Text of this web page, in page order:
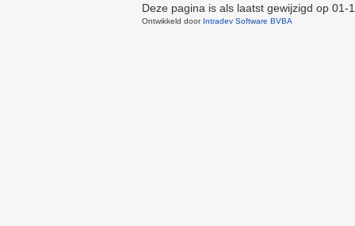
Deze pagina is als laatst gewijzigd op 01-
Ontwikkeld door Intradev Software BVBA